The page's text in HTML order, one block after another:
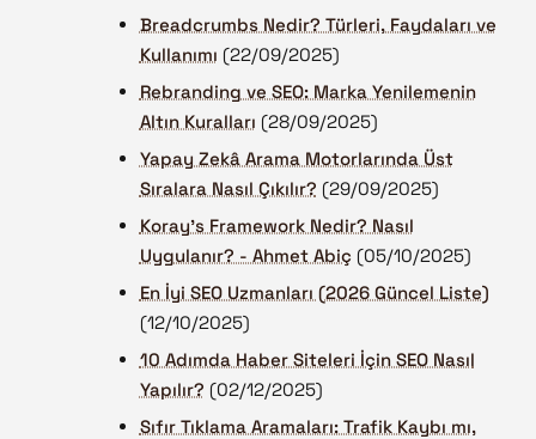
Breadcrumbs Nedir? Türleri, Faydaları ve
Kullanımı (22/09/2025)
Rebranding ve SEO: Marka Yenilemenin
Altın Kuralları (28/09/2025)
Yapay Zekâ Arama Motorlarında Üst
Sıralara Nasıl Çıkılır? (29/09/2025)
Koray’s Framework Nedir? Nasıl
Uygulanır? - Ahmet Abiç (05/10/2025)
En İyi SEO Uzmanları (2026 Güncel Liste)
(12/10/2025)
10 Adımda Haber Siteleri İçin SEO Nasıl
Yapılır? (02/12/2025)
Sıfır Tıklama Aramaları: Trafik Kaybı mı,